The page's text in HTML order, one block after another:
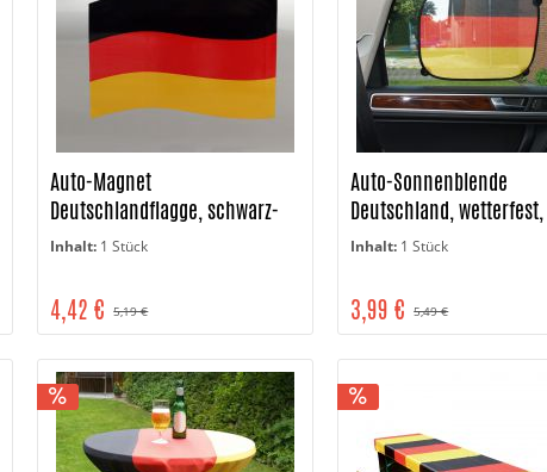
Auto-Magnet
Deutschlandflagge, schwarz-
rot-gold
Inhalt: 1 Stück
5,19 €
4,42 €
Auto-Sonnenblende
Deutschland, wetterfest,
schwarz-rot-gold
Inhalt: 1 Stück
5,49 €
3,99 €